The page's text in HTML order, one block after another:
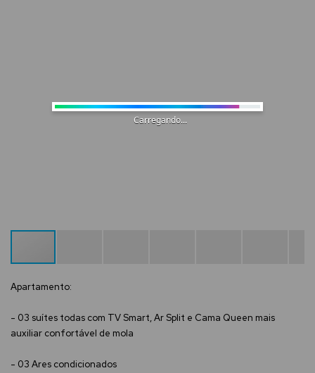
Apartamento:
- 03 suítes todas com TV Smart, Ar Split e Cama Queen mais
auxiliar confortável de mola
- 03 Ares condicionados
Carregando...